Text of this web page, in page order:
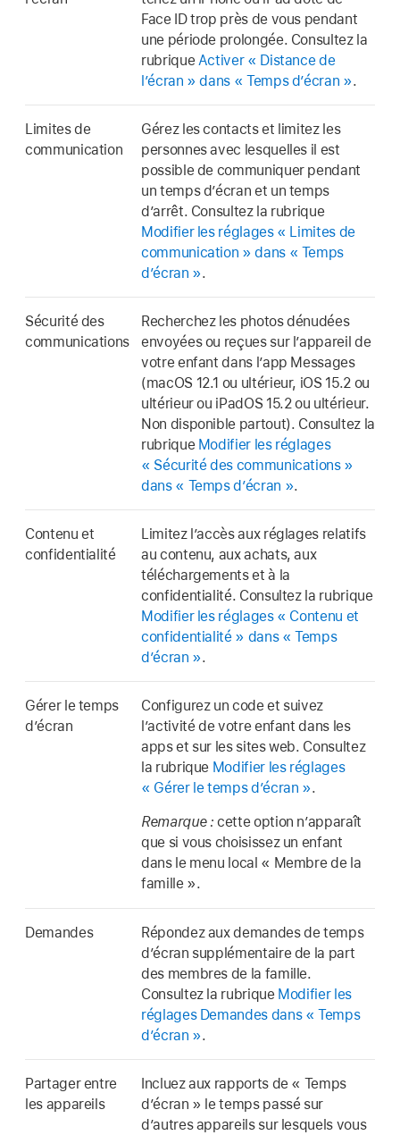
Face ID trop près de vous pendant
une période prolongée. Consultez la
rubrique Activer « Distance de
l’écran » dans « Temps d’écran ».
Limites de
communication
Gérez les contacts et limitez les
personnes avec lesquelles il est
possible de communiquer pendant
un temps d’écran et un temps
d’arrêt. Consultez la rubrique
Modifier les réglages « Limites de
communication » dans « Temps
d’écran ».
Sécurité des
communications
Recherchez les photos dénudées
envoyées ou reçues sur l’appareil de
votre enfant dans l’app Messages
(macOS 12.1 ou ultérieur, iOS 15.2 ou
ultérieur ou iPadOS 15.2 ou ultérieur.
Non disponible partout). Consultez la
rubrique Modifier les réglages
« Sécurité des communications »
dans « Temps d’écran ».
Contenu et
confidentialité
Limitez l’accès aux réglages relatifs
au contenu, aux achats, aux
téléchargements et à la
confidentialité. Consultez la rubrique
Modifier les réglages « Contenu et
confidentialité » dans « Temps
d’écran ».
Gérer le temps
d’écran
Configurez un code et suivez
l’activité de votre enfant dans les
apps et sur les sites web. Consultez
la rubrique Modifier les réglages
« Gérer le temps d’écran ».
Remarque :cette option n’apparaît
que si vous choisissez un enfant
dans le menu local « Membre de la
famille ».
Demandes
Répondez aux demandes de temps
d’écran supplémentaire de la part
des membres de la famille.
Consultez la rubrique Modifier les
réglages Demandes dans « Temps
d’écran ».
Partager entre
les appareils
Incluez aux rapports de « Temps
d’écran » le temps passé sur
d’autres appareils sur lesquels vous